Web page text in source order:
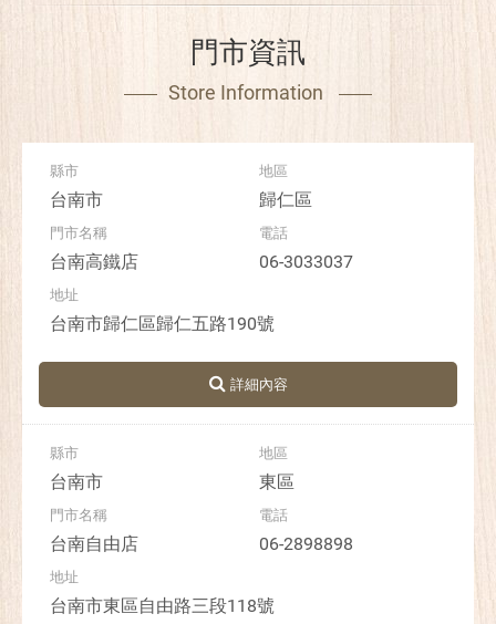
門市資訊
Store Information
台南市 歸仁區
台南高鐵店 06-3033037
台南市歸仁區歸仁五路190號
台南市 東區
台南自由店 06-2898898
台南市東區自由路三段118號